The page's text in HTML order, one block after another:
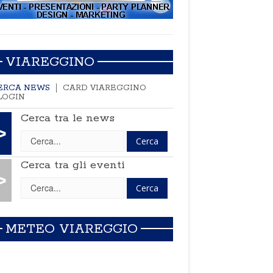
VIAREGGINO
NEWS
CARD VIAREGGINO
Cerca tra le news
Cerca tra gli eventi
METEO VIAREGGIO